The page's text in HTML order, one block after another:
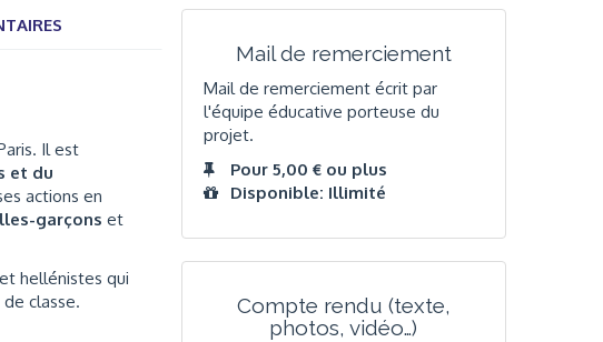
Il est
et du
actions en
garçons et
hellénistes qui
classe.
Mail de remerciement
Mail de remerciement écrit par
l'équipe éducative porteuse du
projet.
Pour 5,00 € ou plus
Disponible: Illimité
Compte rendu (texte,
photos, vidéo…)